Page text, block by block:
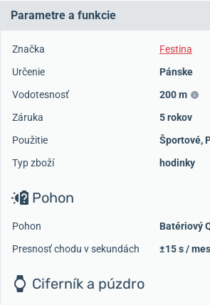
Parametre a funkcie
Značka
Festina
Určenie
Pánske
Vodotesnosť
200 m
Záruka
5 rokov
Použitie
Športové,
Typ zboží
hodinky
Pohon
Pohon
Batériový
Presnosť chodu v sekundách
±15 s /
Ciferník a púzdro